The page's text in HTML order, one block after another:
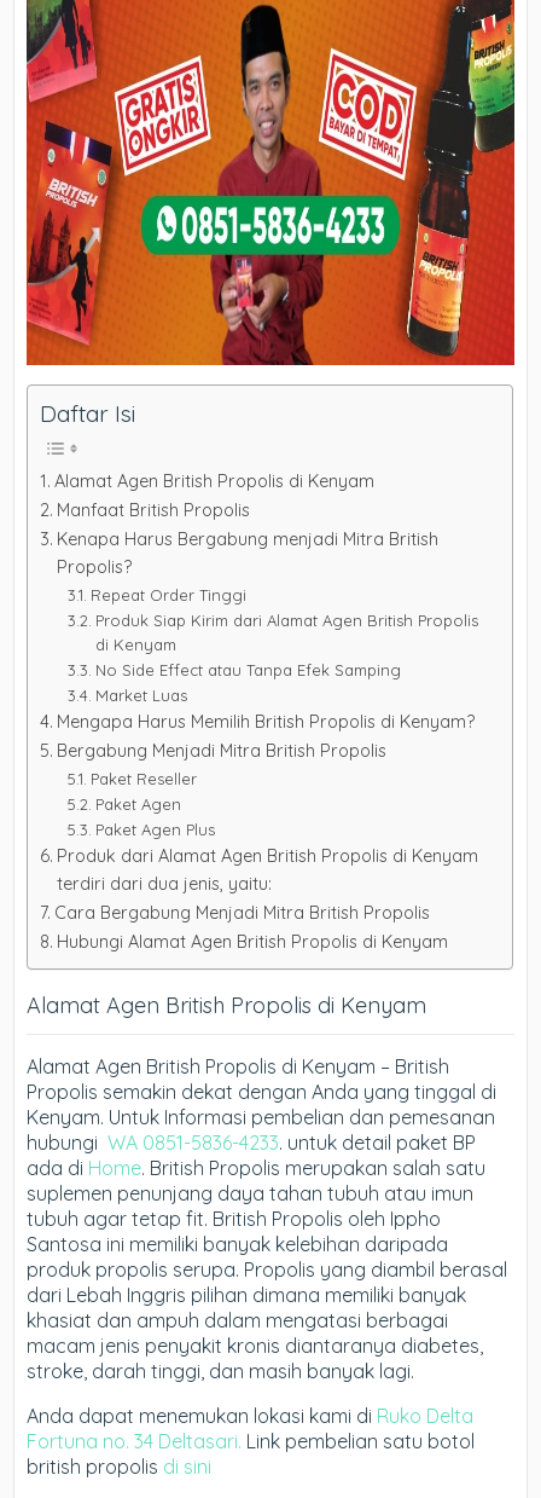
Daftar Isi
Alamat Agen British Propolis di Kenyam
Manfaat British Propolis
Kenapa Harus Bergabung menjadi Mitra British
Propolis?
Repeat Order Tinggi
Produk Siap Kirim dari Alamat Agen British Propolis
di Kenyam
No Side Effect atau Tanpa Efek Samping
Market Luas
Mengapa Harus Memilih British Propolis di Kenyam?
Bergabung Menjadi Mitra British Propolis
Paket Reseller
Paket Agen
Paket Agen Plus
Produk dari Alamat Agen British Propolis di Kenyam
terdiri dari dua jenis, yaitu:
Cara Bergabung Menjadi Mitra British Propolis
Hubungi Alamat Agen British Propolis di Kenyam
Alamat Agen British Propolis di Kenyam
Alamat Agen British Propolis di Kenyam – British
Propolis semakin dekat dengan Anda yang tinggal di
Kenyam. Untuk Informasi pembelian dan pemesanan
hubungiWA 0851-5836-4233. untuk detail paket BP
ada di Home. British Propolis merupakan salah satu
suplemen penunjang daya tahan tubuh atau imun
tubuh agar tetap fit. British Propolis oleh Ippho
Santosa ini memiliki banyak kelebihan daripada
produk propolis serupa. Propolis yang diambil berasal
dari Lebah Inggris pilihan dimana memiliki banyak
khasiat dan ampuh dalam mengatasi berbagai
macam jenis penyakit kronis diantaranya diabetes,
stroke, darah tinggi, dan masih banyak lagi.
Anda dapat menemukan lokasi kami di Ruko Delta
Fortuna no. 34 Deltasari. Link pembelian satu botol
british propolis di sini